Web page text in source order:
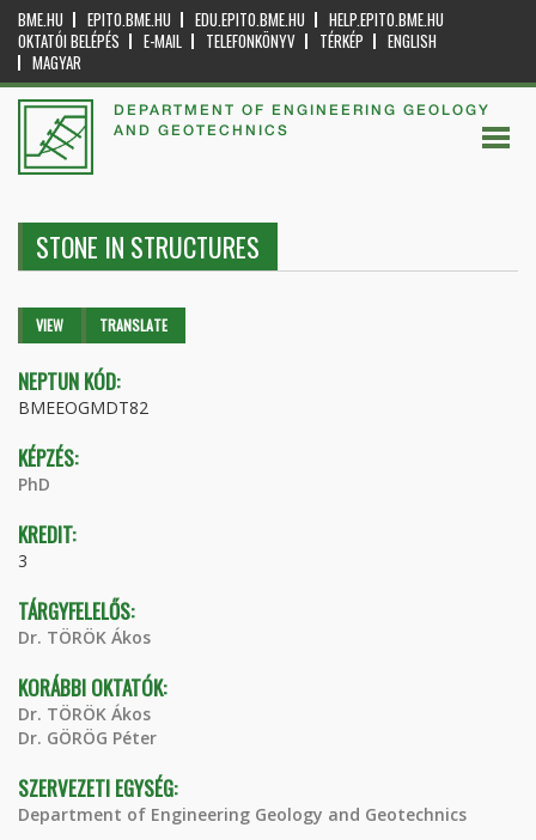
BME.HU EPITO.BME.HU EDU.EPITO.BME.HU
HELP.EPITO.BME.HU
OKTATÓI BELÉPÉS
E-MAIL TELEFONKÖNYV TÉRKÉP
ENGLISH
MAGYAR
DEPARTMENT OF ENGINEERING GEOLOGY
AND GEOTECHNICS
STONE IN STRUCTURES
Primary tabs
VIEW (ACTIVETRANSLATE
NEPTUN KÓD:
BMEEOGMDT82
KÉPZÉS:
PhD
KREDIT:
3
TÁRGYFELELŐS:
Dr. TÖRÖK Ákos
KORÁBBI OKTATÓK:
Dr. TÖRÖK Ákos
Dr. GÖRÖG Péter
SZERVEZETI EGYSÉG:
Department of Engineering Geology and Geotechnics